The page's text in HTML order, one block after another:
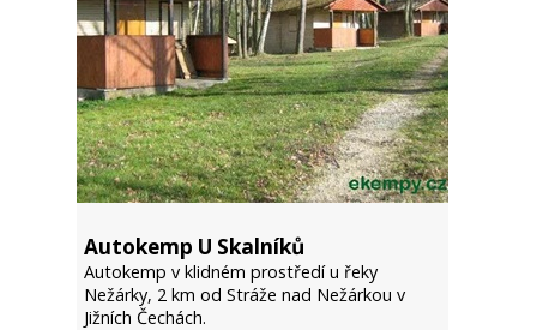
Autokemp U Skalníků
Autokemp v klidném prostředí u řeky
Nežárky, 2 km od Stráže nad Nežárkou v
Jižních Čechách.